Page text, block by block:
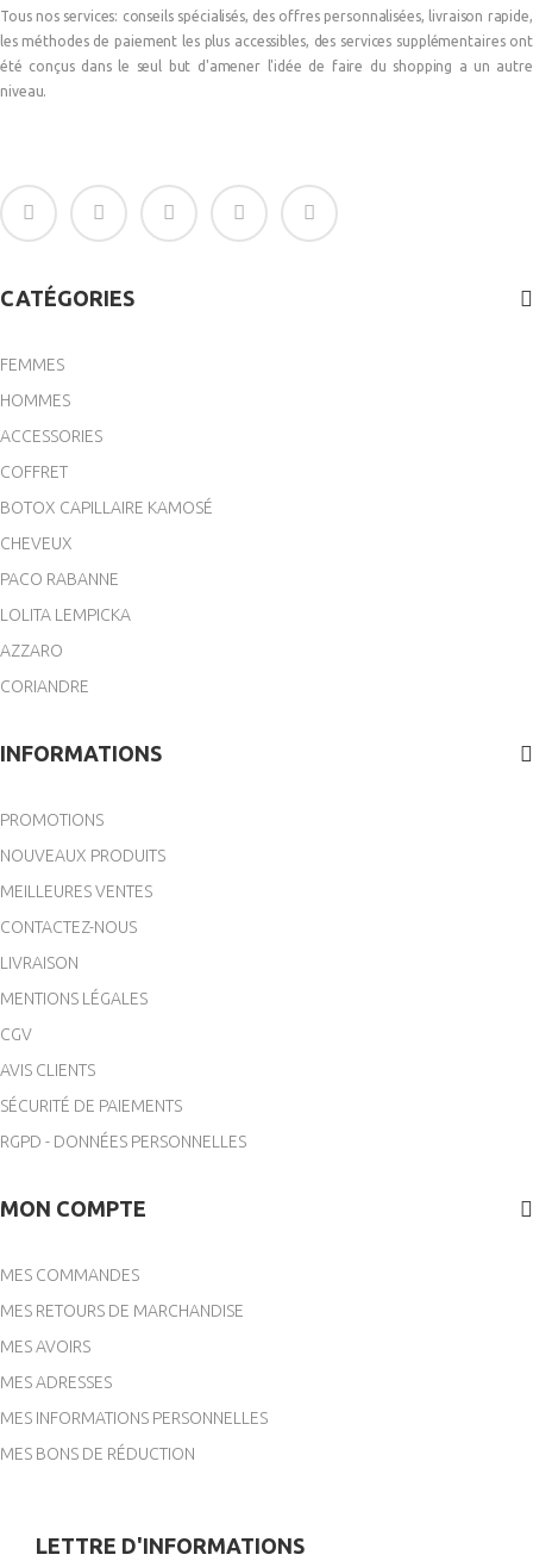
Tous nos services: conseils spécialisés, des offres personnalisées, livraison rapide,
les méthodes de paiement les plus accessibles, des services supplémentaires ont
été conçus dans le seul but d'amener l'idée de faire du shopping a un autre
niveau.
CATÉGORIES
FEMMES
HOMMES
ACCESSORIES
COFFRET
BOTOX CAPILLAIRE KAMOSÉ
CHEVEUX
PACO RABANNE
LOLITA LEMPICKA
AZZARO
CORIANDRE
INFORMATIONS
PROMOTIONS
NOUVEAUX PRODUITS
MEILLEURES VENTES
CONTACTEZ-NOUS
LIVRAISON
MENTIONS LÉGALES
CGV
AVIS CLIENTS
SÉCURITÉ DE PAIEMENTS
RGPD - DONNÉES PERSONNELLES
MON COMPTE
MES COMMANDES
MES RETOURS DE MARCHANDISE
MES AVOIRS
MES ADRESSES
MES INFORMATIONS PERSONNELLES
MES BONS DE RÉDUCTION
LETTRE D'INFORMATIONS